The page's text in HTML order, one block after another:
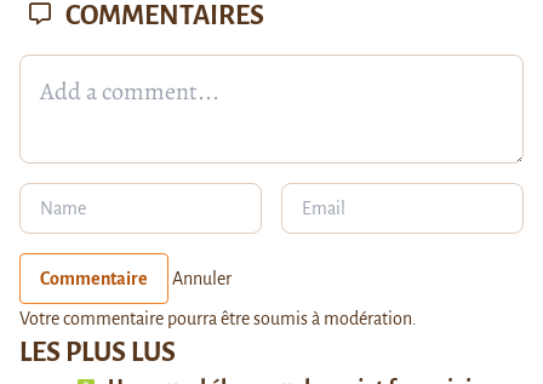
LES PLUS LUS
COMMENTAIRES
Commentaire Annuler
Votre commentaire pourra être soumis à modération.